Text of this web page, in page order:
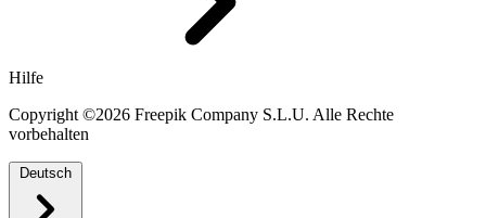
Hilfe
Copyright ©2026 Freepik Company S.L.U. Alle Rechte
vorbehalten
Deutsch